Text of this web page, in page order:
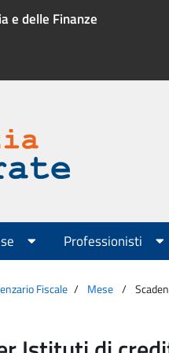
e delle Finanze
Professionisti
Fiscale Mese